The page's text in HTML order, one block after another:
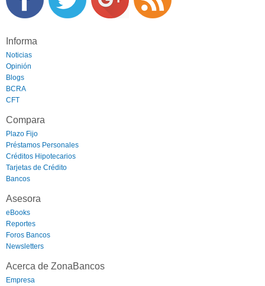
Informa
Noticias
Opinión
Blogs
BCRA
CFT
Compara
Plazo Fijo
Préstamos Personales
Créditos Hipotecarios
Tarjetas de Crédito
Bancos
Asesora
eBooks
Reportes
Foros Bancos
Newsletters
Acerca de ZonaBancos
Empresa